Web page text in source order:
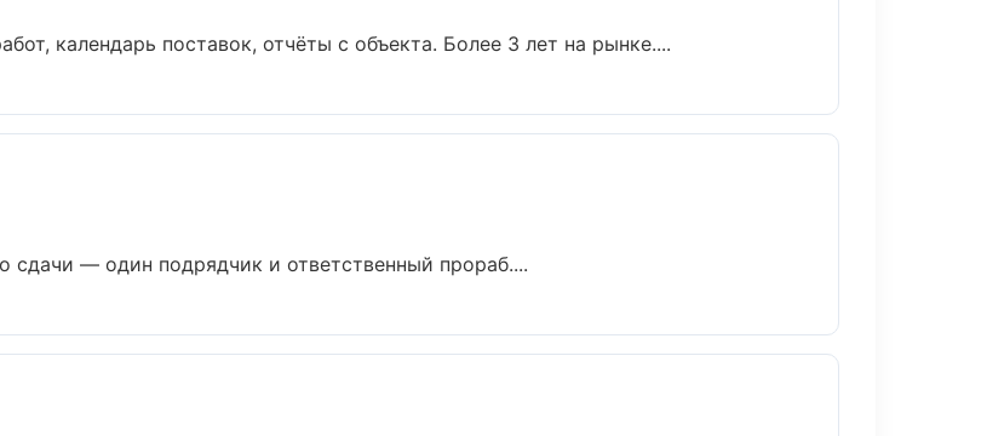
календарь поставок, отчёты с объекта. Более 3 лет на рынке....
— один подрядчик и ответственный прораб....